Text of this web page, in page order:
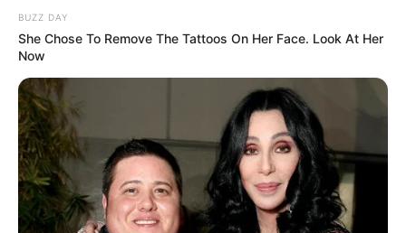
BUZZ DAY
She Chose To Remove The Tattoos On Her Face. Look At Her
Now